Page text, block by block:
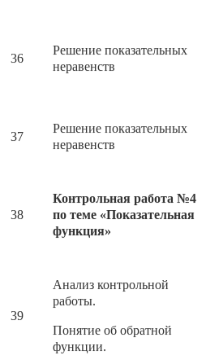
36
Решение показательных
неравенств
37
Решение показательных
неравенств
38
Контрольная работа №4
по теме «Показательная
функция»
39
Анализ контрольной
работы.
Понятие об обратной
функции.